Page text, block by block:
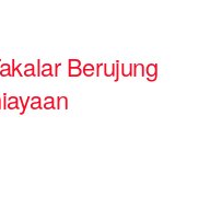
Berujung